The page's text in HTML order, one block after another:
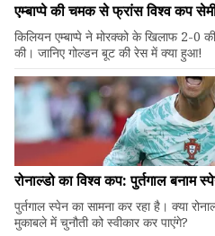
एम्बाप्पे की चमक से फ्रांस विश्व कप
किलियन एम्बाप्पे ने मोरक्को के खिलाफ 2-0
की। जानिए गोल्डन बूट की रेस में क्या हुआ!
रोनाल्डो का विश्व कप: पुर्तगाल बनाम
पुर्तगाल स्पेन का सामना कर रहा है। क्या
मुकाबले में चुनौती को स्वीकार कर पाएंगे?